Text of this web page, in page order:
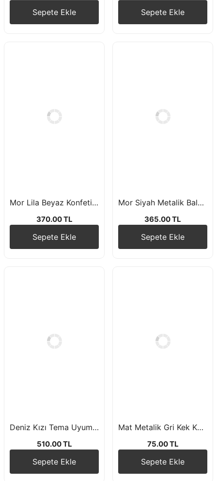
Sepete Ekle Sepete Ekle
Mor Lila Beyaz Konfetili Balon Zincir Seti
370.00 TL
Sepete Ekle
Mor Siyah Metalik Balon Happy Birthday Yazı Siyah Rakam Folyo Balon Doğum Günü Balon Seti
365.00 TL
Sepete Ekle
Deniz Kızı Tema Uyumlu Balon Zincir Seti
510.00 TL
Sepete Ekle
Mat Metalik Gri Kek Kapsülü 15 Adet
75.00 TL
Sepete Ekle